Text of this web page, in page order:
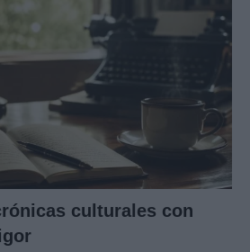
culturales con